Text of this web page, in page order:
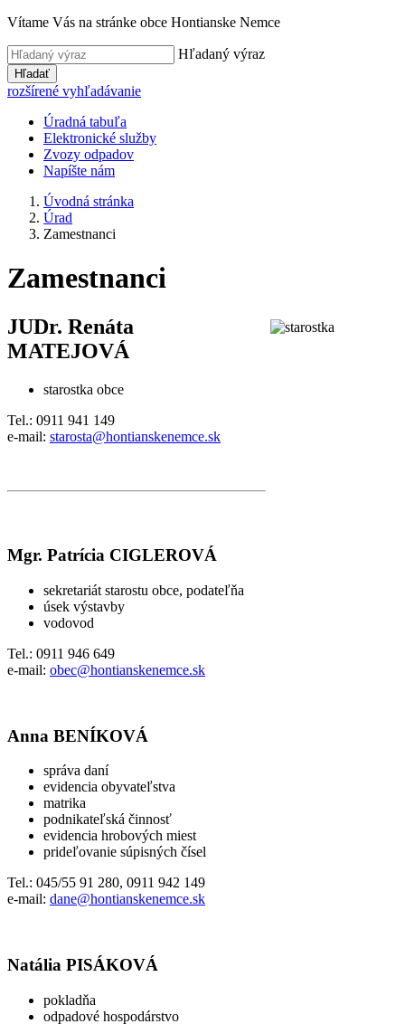
Vítame Vás na stránke obce Hontianske Nemce
Hľadaný výraz
Hľadať
rozšírené vyhľadávanie
Úradná tabuľa
Elektronické služby
Zvozy odpadov
Napíšte nám
Úvodná stránka
Úrad
Zamestnanci
Zamestnanci
JUDr. Renáta
MATEJOVÁ
starostka obce
Tel.: 0911 941 149
e-mail: starosta@hontianskenemce.sk
Mgr. Patrícia CIGLEROVÁ
sekretariát starostu obce, podateľňa
úsek výstavby
vodovod
Tel.: 0911 946 649
e-mail: obec@hontianskenemce.sk
Anna BENÍKOVÁ
správa daní
evidencia obyvateľstva
matrika
podnikateľská činnosť
evidencia hrobových miest
prideľovanie súpisných čísel
Tel.: 045/55 91 280, 0911 942 149
e-mail: dane@hontianskenemce.sk
Natália PISÁKOVÁ
pokladňa
odpadové hospodárstvo